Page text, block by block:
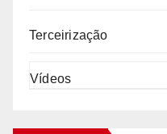
Terceirização
Vídeos